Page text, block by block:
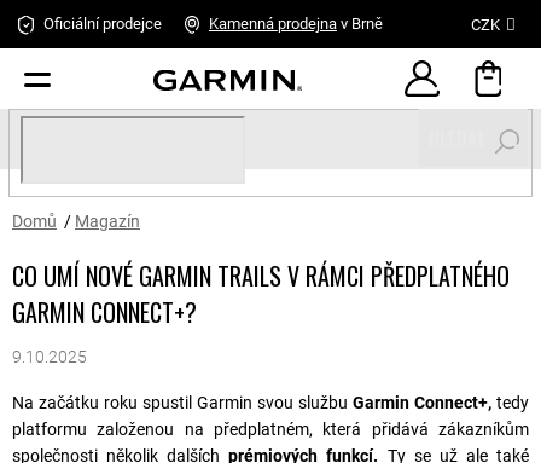
Oficiální prodejce Kamenná prodejnav Brně CZK
Domů / Magazín
CO UMÍ NOVÉ GARMIN TRAILS V RÁMCI PŘEDPLATNÉHO
GARMIN CONNECT+?
9.10.2025
Na začátku roku spustil Garmin svou službu Garmin Connect+, tedy
platformu založenou na předplatném, která přidává zákazníkům
společnosti několik dalšíchprémiových funkcí. Ty se už ale také